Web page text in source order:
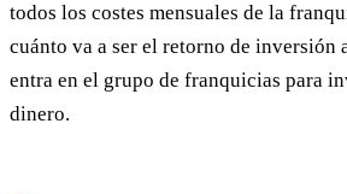
todos los costes mensuales de la
cuánto va a ser el retorno de inversión
entra en el grupo de franquicias para
dinero.